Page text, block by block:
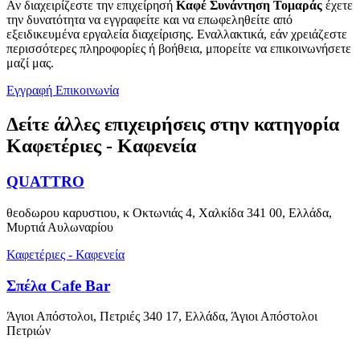
Αν διαχειρίζεστε την επιχείρησή Καφέ Συνάντηση Τομαράς έχετε
την δυνατότητα να εγγραφείτε και να επωφεληθείτε από
εξειδικευμένα εργαλεία διαχείρισης. Εναλλακτικά, εάν χρειάζεστε
περισσότερες πληροφορίες ή βοήθεια, μπορείτε να επικοινωνήσετε
μαζί μας.
Εγγραφή Επικοινωνία
Δείτε άλλες επιχειρήσεις στην κατηγορία
Καφετέριες - Καφενεία
QUATTRO
θεοδωρου καρυστιου, κ Οκτωνιάς 4, Χαλκίδα 341 00, Ελλάδα,
Μυρτιά Αυλωναρίου
Καφετέριες - Καφενεία
Σπέλα Cafe Bar
Άγιοι Απόστολοι, Πετριές 340 17, Ελλάδα, Άγιοι Απόστολοι
Πετριών